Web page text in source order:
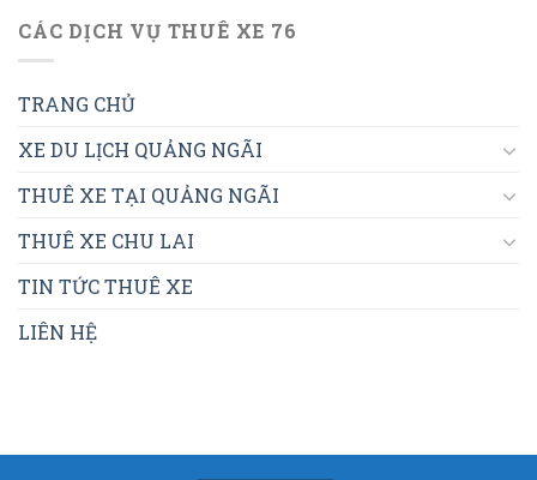
CÁC DỊCH VỤ THUÊ XE 76
TRANG CHỦ
XE DU LỊCH QUẢNG NGÃI
THUÊ XE TẠI QUẢNG NGÃI
THUÊ XE CHU LAI
TIN TỨC THUÊ XE
LIÊN HỆ